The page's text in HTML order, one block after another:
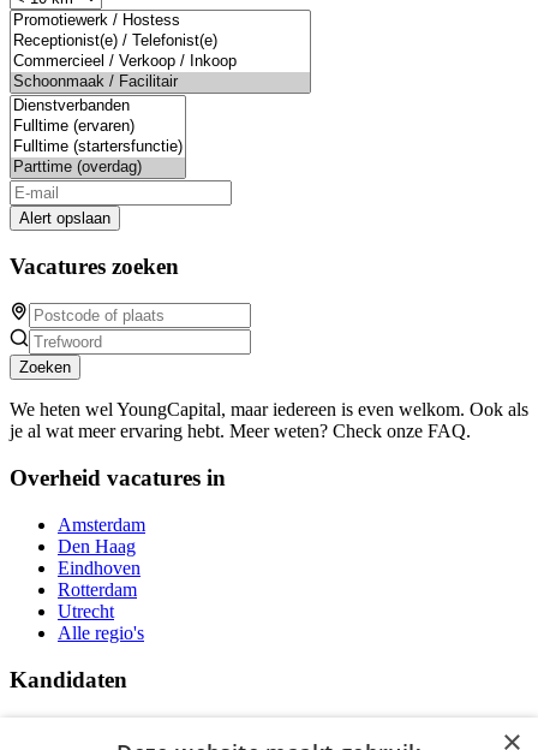
Alert opslaan
Vacatures zoeken
Zoeken
We heten wel YoungCapital, maar iedereen is even welkom. Ook als
je al wat meer ervaring hebt. Meer weten? Check onze FAQ.
Overheid vacatures in
Amsterdam
Den Haag
Eindhoven
Rotterdam
Utrecht
Alle regio's
Kandidaten
×